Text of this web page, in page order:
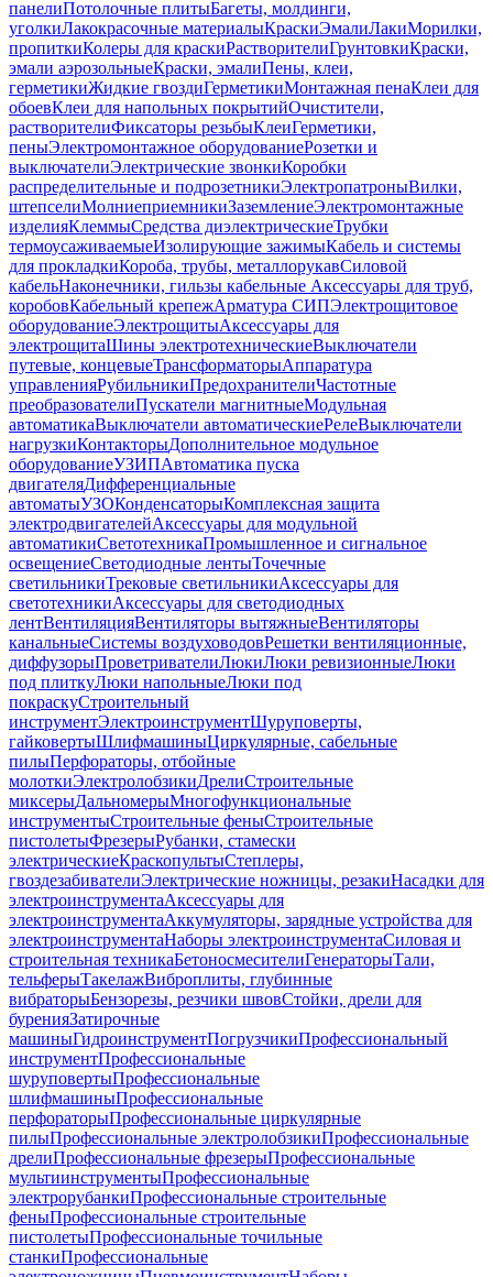
панелиПотолочные плитыБагеты, молдинги,
уголкиЛакокрасочные материалыКраскиЭмалиЛакиМорилки,
пропиткиКолеры для краскиРастворителиГрунтовкиКраски,
эмали аэрозольныеКраски, эмалиПены, клеи,
герметикиЖидкие гвоздиГерметикиМонтажная пенаКлеи для
обоевКлеи для напольных покрытийОчистители,
растворителиФиксаторы резьбыКлеиГерметики,
пеныЭлектромонтажное оборудованиеРозетки и
выключателиЭлектрические звонкиКоробки
распределительные и подрозетникиЭлектропатроныВилки,
штепселиМолниеприемникиЗаземлениеЭлектромонтажные
изделияКлеммыСредства диэлектрическиеТрубки
термоусаживаемыеИзолирующие зажимыКабель и системы
для прокладкиКороба, трубы, металлорукавСиловой
кабельНаконечники, гильзы кабельные Аксессуары для труб,
коробовКабельный крепежАрматура СИПЭлектрощитовое
оборудованиеЭлектрощитыАксессуары для
электрощитаШины электротехническиеВыключатели
путевые, концевыеТрансформаторыАппаратура
управленияРубильникиПредохранителиЧастотные
преобразователиПускатели магнитныеМодульная
автоматикаВыключатели автоматическиеРелеВыключатели
нагрузкиКонтакторыДополнительное модульное
оборудованиеУЗИПАвтоматика пуска
двигателяДифференциальные
автоматыУЗОКонденсаторыКомплексная защита
электродвигателейАксессуары для модульной
автоматикиСветотехникаПромышленное и сигнальное
освещениеСветодиодные лентыТочечные
светильникиТрековые светильникиАксессуары для
светотехникиАксессуары для светодиодных
лентВентиляцияВентиляторы вытяжныеВентиляторы
канальныеСистемы воздуховодовРешетки вентиляционные,
диффузорыПроветривателиЛюкиЛюки ревизионныеЛюки
под плиткуЛюки напольныеЛюки под
покраскуСтроительный
инструментЭлектроинструментШуруповерты,
гайковертыШлифмашиныЦиркулярные, сабельные
пилыПерфораторы, отбойные
молоткиЭлектролобзикиДрелиСтроительные
миксерыДальномерыМногофункциональные
инструментыСтроительные феныСтроительные
пистолетыФрезерыРубанки, стамески
электрическиеКраскопультыСтеплеры,
гвоздезабивателиЭлектрические ножницы, резакиНасадки для
электроинструментаАксессуары для
электроинструментаАккумуляторы, зарядные устройства для
электроинструментаНаборы электроинструментаСиловая и
строительная техникаБетоносмесителиГенераторыТали,
тельферыТакелажВиброплиты, глубинные
вибраторыБензорезы, резчики швовСтойки, дрели для
буренияЗатирочные
машиныГидроинструментПогрузчикиПрофессиональный
инструментПрофессиональные
шуруповертыПрофессиональные
шлифмашиныПрофессиональные
перфораторыПрофессиональные циркулярные
пилыПрофессиональные электролобзикиПрофессиональные
дрелиПрофессиональные фрезерыПрофессиональные
мультиинструментыПрофессиональные
электрорубанкиПрофессиональные строительные
феныПрофессиональные строительные
пистолетыПрофессиональные точильные
станкиПрофессиональные